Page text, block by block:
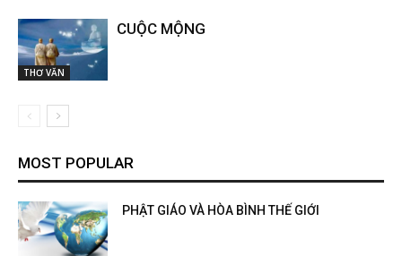
THƠ VĂN
CUỘC MỘNG
MOST POPULAR
PHẬT GIÁO VÀ HÒA BÌNH THẾ GIỚI